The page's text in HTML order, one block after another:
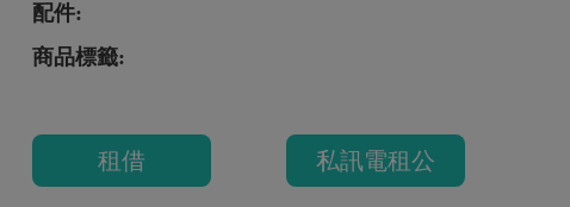
配件:
商品標籤:
租借 私訊電租公